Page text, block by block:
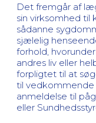
Det fremgår af
sin virksomhed til
sådanne
sjælelig
forhold,
andres liv eller
forpligtet til at
til vedkommende
anmeldelse til
eller